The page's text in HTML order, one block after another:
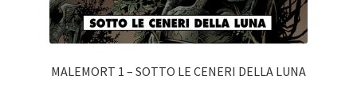
MALEMORT 1 – SOTTO LE CENERI DELLA LUNA